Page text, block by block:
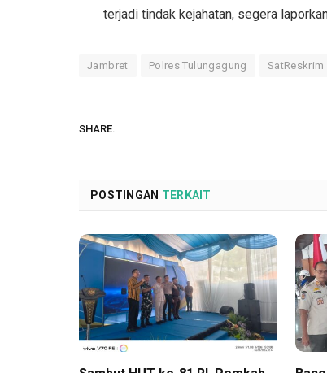
terjadi tindak kejahatan, segera
Jambret Polres Tulungagung
SHARE.
POSTINGAN TERKAIT